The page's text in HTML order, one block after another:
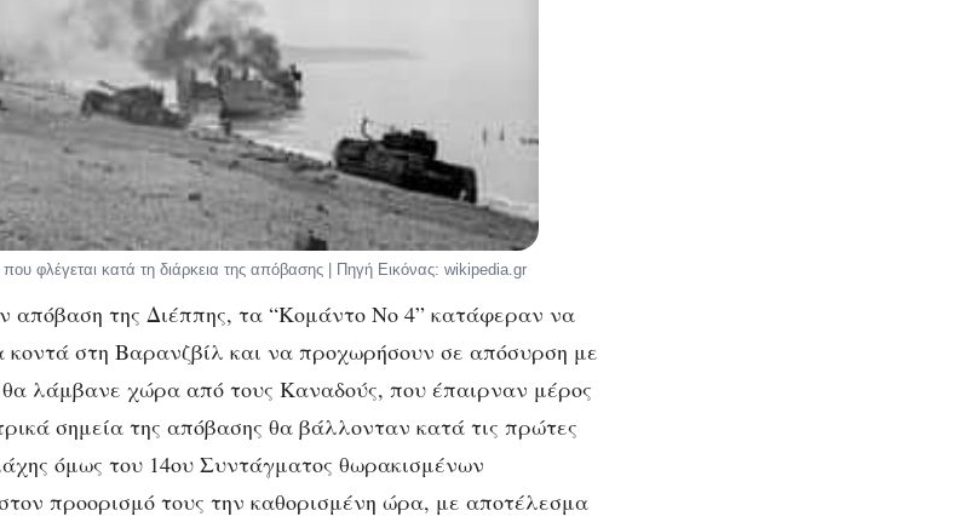
που φλέγεται κατά τη διάρκεια της απόβασης | Πηγή Εικόνας: wikipedia.gr
απόβαση της Διέππης, τα “Κομάντο Νο 4” κατάφεραν να
στη Βαρανζβίλ και να προχωρήσουν σε απόσυρση με
λάμβανε χώρα από τους Καναδούς, που έπαιρναν μέρος
σημεία της απόβασης θα βάλλονταν κατά τις πρώτες
όμως του 14ου Συντάγματος θωρακισμένων
προορισμό τους την καθορισμένη ώρα, με αποτέλεσμα